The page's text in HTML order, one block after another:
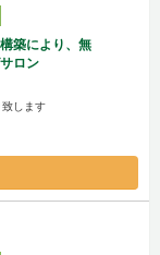
築により、無
ロン
します